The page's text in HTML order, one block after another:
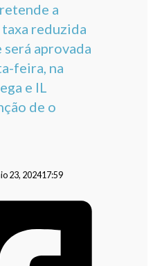
a
reduzida
aprovada
feira, na
e IL
de o
23, 202417:59